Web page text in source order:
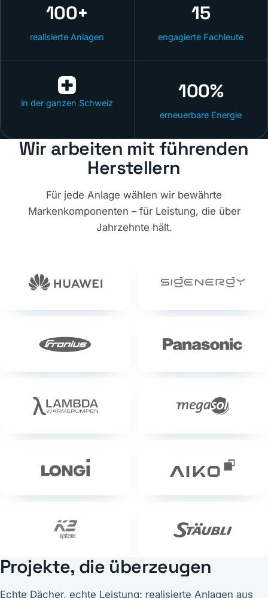
100+
realisierte Anlagen
15
engagierte Fachleute
in der ganzen Schweiz
100%
erneuerbare Energie
Wir arbeiten mit führenden
Herstellern
Für jede Anlage wählen wir bewährte
Markenkomponenten – für Leistung, die über
Jahrzehnte hält.
Projekte, die überzeugen
Echte Dächer, echte Leistung: realisierte Anlagen aus